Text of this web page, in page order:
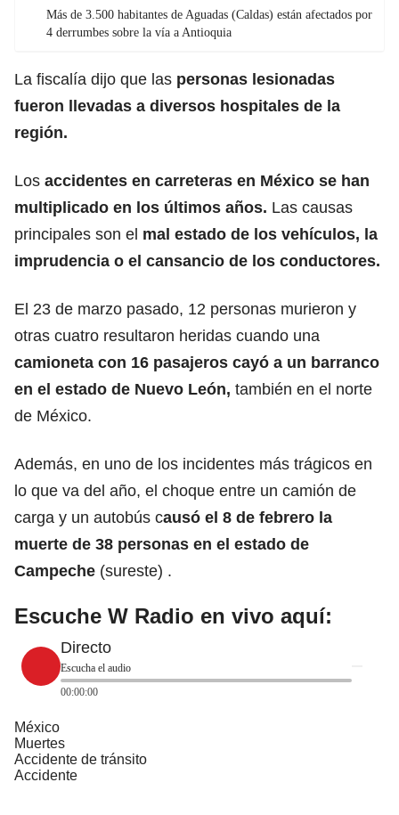
Más de 3.500 habitantes de Aguadas (Caldas) están afectados por
4 derrumbes sobre la vía a Antioquia
La fiscalía dijo que las personas lesionadas
fueron llevadas a diversos hospitales de la
región.
Los accidentes en carreteras en México se han
multiplicado en los últimos años. Las causas
principales son el mal estado de los vehículos, la
imprudencia o el cansancio de los conductores.
El 23 de marzo pasado, 12 personas murieron y
otras cuatro resultaron heridas cuando una
camioneta con 16 pasajeros cayó a un barranco
en el estado de Nuevo León, también en el norte
de México.
Además, en uno de los incidentes más trágicos en
lo que va del año, el choque entre un camión de
carga y un autobús causó el 8 de febrero la
muerte de 38 personas en el estado de
Campeche (sureste) .
Escuche W Radio en vivo aquí:
Directo
Escucha el audio
00:00:00
México
Muertes
Accidente de tránsito
Accidente